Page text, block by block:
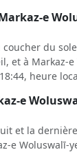
e
du
et à Markaz-
heure
e
et la
e Woluswalī-